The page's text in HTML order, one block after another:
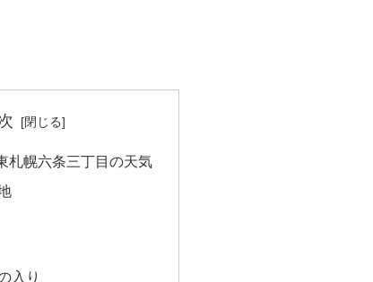
札幌六条三丁目の天気
入り